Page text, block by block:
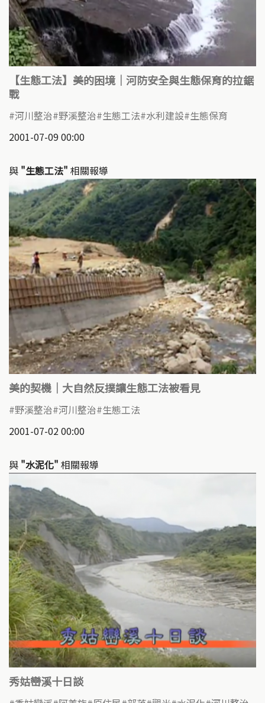
【生態工法】美的困境｜河防安全與生態保育的拉鋸
戰
河川整治 野溪整治 生態工法 水利建設 生態保育
2001-07-09 00:00
與 "生態工法" 相關報導
美的契機｜大自然反撲讓生態工法被看見
野溪整治 河川整治 生態工法
2001-07-02 00:00
與 "水泥化" 相關報導
秀姑巒溪十日談